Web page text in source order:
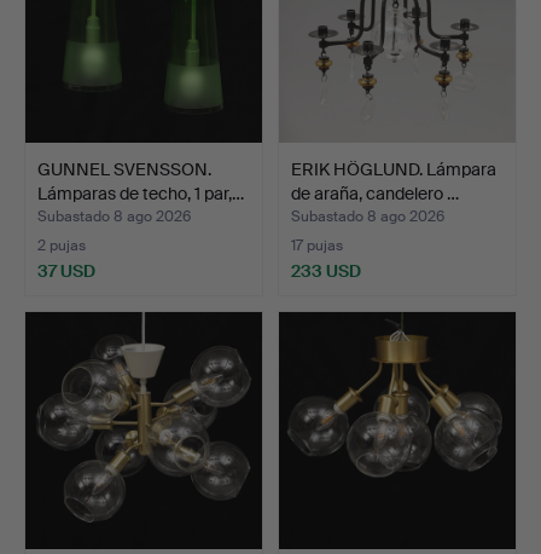
GUNNEL SVENSSON.
Lámparas de techo, 1 par,…
Subastado 8 ago 2026
2 pujas
37 USD
ERIK HÖGLUND. Lámpara
de araña, candelero …
Subastado 8 ago 2026
17 pujas
233 USD